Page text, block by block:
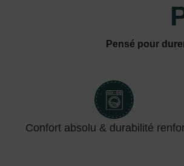
Pensé pour
Confort absolu & durabilité